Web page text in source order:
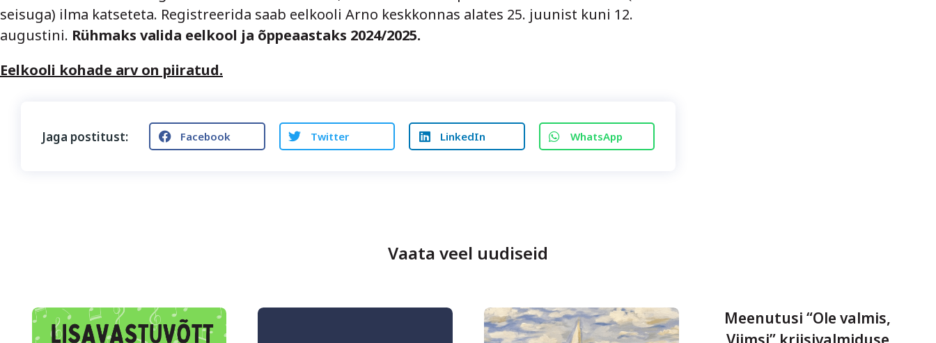
seisuga) ilma katseteta. Registreerida saab eelkooli Arno keskkonnas alates 25. juunist kuni 12.
augustini. Rühmaks valida eelkool ja õppeaastaks 2024/2025.
Eelkooli kohade arv on piiratud.
Jaga postitust: Facebook Twitter LinkedIn WhatsApp
Vaata veel uudiseid
Meenutusi “Ole valmis,